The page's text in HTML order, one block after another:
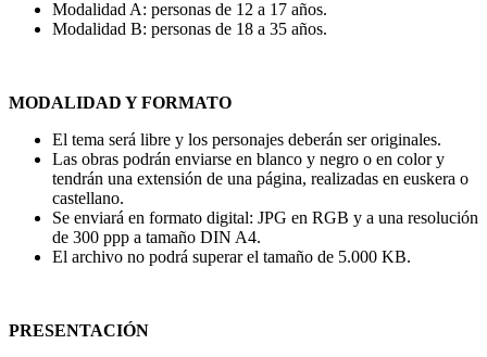
Modalidad A: personas de 12 a 17 años.
Modalidad B: personas de 18 a 35 años.
MODALIDAD Y FORMATO
El tema será libre y los personajes deberán ser originales.
Las obras podrán enviarse en blanco y negro o en color y
tendrán una extensión de una página, realizadas en euskera o
castellano.
Se enviará en formato digital: JPG en RGB y a una resolución
de 300 ppp a tamaño DIN A4.
El archivo no podrá superar el tamaño de 5.000 KB.
PRESENTACIÓN